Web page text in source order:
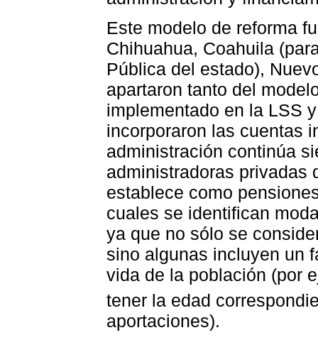
Este modelo de reforma
Chihuahua, Coahuila
Pública del estado),
apartaron tanto del
implementado en la LSS
incorporaron las cuentas
administración continúa
administradoras privadas
establece como
cuales se identifican
ya que no sólo se
sino algunas incluyen un
vida de la población (por
tener la edad
aportaciones).